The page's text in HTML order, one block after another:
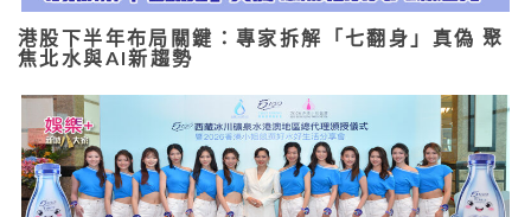
港股下半年布局關鍵：專家拆解「七翻身」真偽 聚
焦北水與AI新趨勢